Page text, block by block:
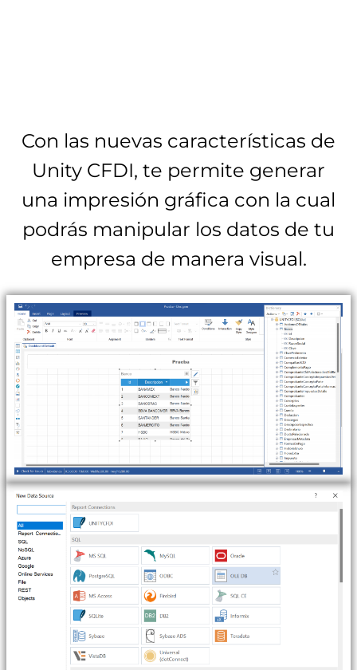
Con las nuevas características de
Unity CFDI, te permite generar
una impresión gráfica con la cual
podrás manipular los datos de tu
empresa de manera visual.